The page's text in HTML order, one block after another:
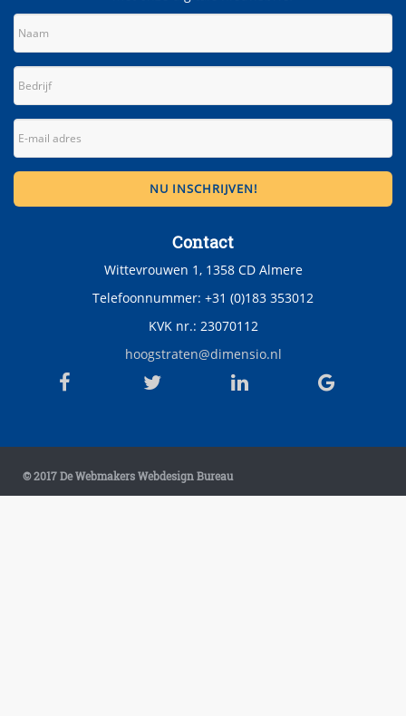
Contact
Wittevrouwen 1, 1358 CD Almere
Telefoonnummer: +31 (0)183 353012
KVK nr.: 23070112
hoogstraten@dimensio.nl
© 2017 De Webmakers Webdesign Bureau